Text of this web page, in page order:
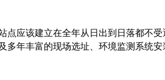
应该建立在全年从日出到日落都不受
年丰富的现场选址、环境监测系统